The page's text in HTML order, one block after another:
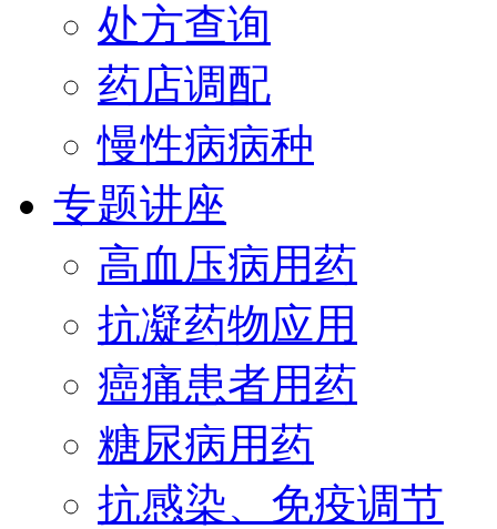
处方查询
药店调配
慢性病病种
专题讲座
高血压病用药
抗凝药物应用
癌痛患者用药
糖尿病用药
抗感染、免疫调节